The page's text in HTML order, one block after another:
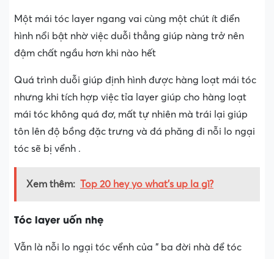
Một mái tóc layer ngang vai cùng một chút ít điển
hình nổi bật nhờ việc duỗi thẳng giúp nàng trở nên
đậm chất ngầu hơn khi nào hết
Quá trình duỗi giúp định hình được hàng loạt mái tóc
nhưng khi tích hợp việc tỉa layer giúp cho hàng loạt
mái tóc không quá đơ, mất tự nhiên mà trái lại giúp
tôn lên độ bồng đặc trưng và đá phăng đi nỗi lo ngại
tóc sẽ bị vểnh .
Xem thêm: Top 20 hey yo what's up la gì?
Tóc layer uốn nhẹ
Vẫn là nỗi lo ngại tóc vểnh của “ ba đời nhà để tóc